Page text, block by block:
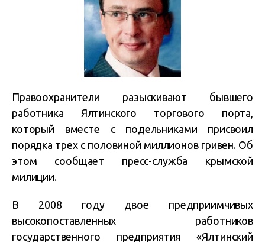
Правоохранители разыскивают бывшего
работника Ялтинского торгового порта,
который вместе с подельниками присвоил
порядка трех с половиной миллионов гривен. Об
этом сообщает пресс-служба крымской
милиции.
В 2008 году двое предприимчивых
высокопоставленных работников
государственного предприятия «Ялтинский